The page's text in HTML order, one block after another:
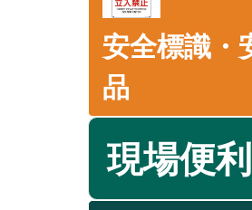
安全標識・
品
現場便